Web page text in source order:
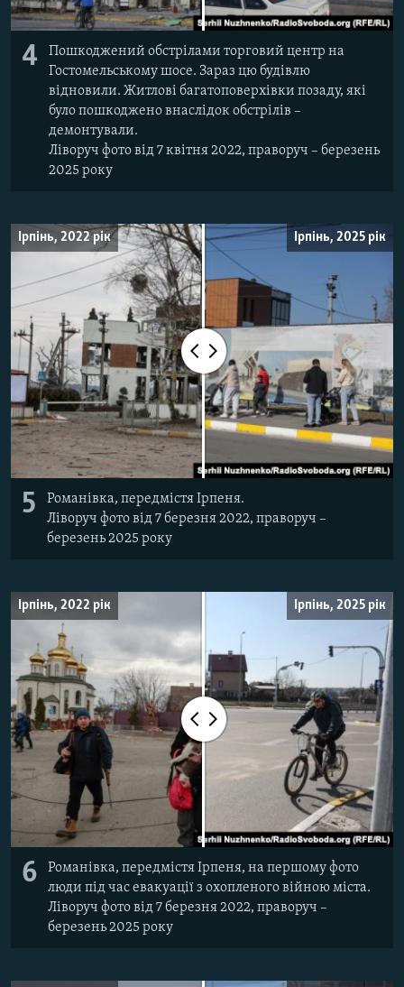
4
Пошкоджений обстрілами торговий центр на
Гостомельському шосе. Зараз цю будівлю
відновили. Житлові багатоповерхівки позаду, які
було пошкоджено внаслідок обстрілів –
демонтували.
Ліворуч фото від 7 квітня 2022, праворуч – березень
2025 року
Ірпінь, 2022 рік Ірпінь, 2025 рік
5
Романівка, передмістя Ірпеня.
Ліворуч фото від 7 березня 2022, праворуч –
березень 2025 року
Ірпінь, 2022 рік Ірпінь, 2025 рік
6
Романівка, передмістя Ірпеня, на першому фото
люди під час евакуації з охопленого війною міста.
Ліворуч фото від 7 березня 2022, праворуч –
березень 2025 року